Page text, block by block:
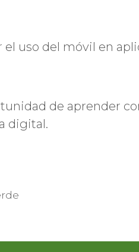
uso del móvil en
de aprender
digital.